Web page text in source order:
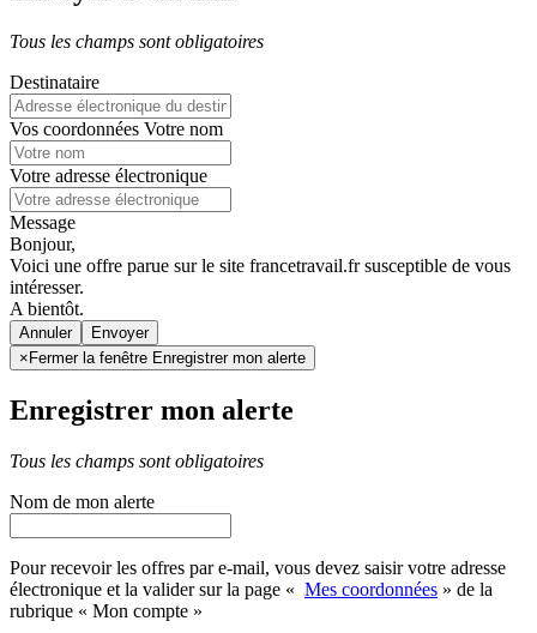
Tous les champs sont obligatoires
Destinataire
Vos coordonnées Votre nom
Votre adresse électronique
Message
Bonjour,
Voici une offre parue sur le site francetravail.fr susceptible de vous
intéresser.
A bientôt.
Annuler
× Fermer la fenêtre Enregistrer mon alerte
Enregistrer mon alerte
Tous les champs sont obligatoires
Nom de mon alerte
Pour recevoir les offres par e-mail, vous devez saisir votre adresse
électronique et la valider sur la page « Mes coordonnées » de la
rubrique « Mon compte »